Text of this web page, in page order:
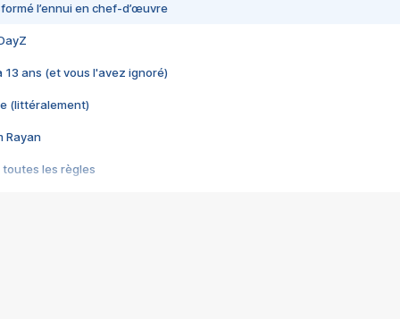
l’ennui en chef-d’œuvre
13 ans (et vous l'avez ignoré)
(littéralement)
Rayan
toutes les règles